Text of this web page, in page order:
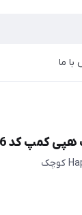
ما
کمپ کد 46826